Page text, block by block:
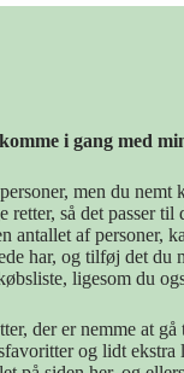
i gang med
men du
så det passer til
antallet af personer,
har, og tilføj det
ligesom du
der er nemme at
og lidt